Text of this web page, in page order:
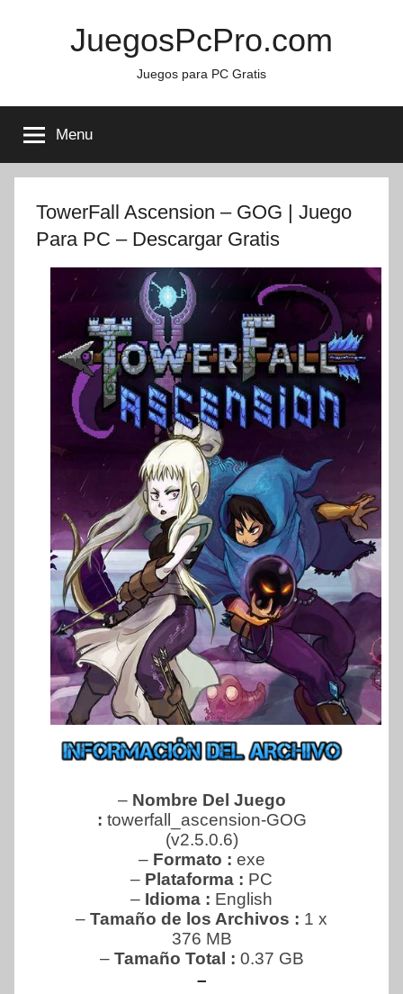
JuegosPcPro.com
Juegos para PC Gratis
Menu
TowerFall Ascension – GOG | Juego
Para PC – Descargar Gratis
– Nombre Del Juego
: towerfall_ascension-GOG
(v2.5.0.6)
– Formato : exe
– Plataforma : PC
– Idioma : English
– Tamaño de los Archivos : 1 x
376 MB
– Tamaño Total : 0.37 GB
–